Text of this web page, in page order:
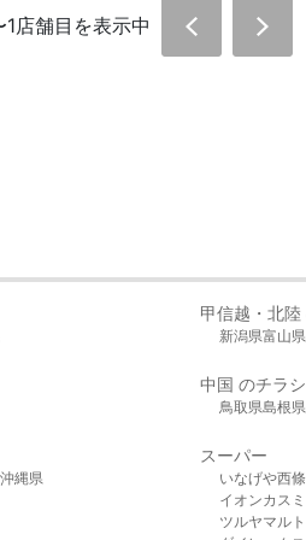
1店舗目を表示中
甲信越・北陸
新潟県富山県
中国 のチラシ
鳥取県島根県
沖縄県
スーパー
いなげや西條
イオンカスミ
ツルヤマルト